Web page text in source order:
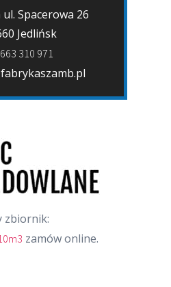
Spacerowa 26
Jedlińsk
663 310 971
zbiornik:
zamów online.